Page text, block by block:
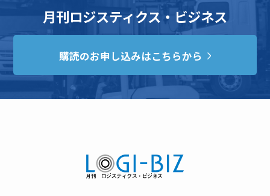
月刊ロジスティクス・ビジネス
購読のお申し込みはこちらから